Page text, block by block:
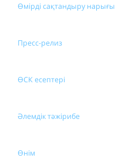
Өмірді сақтандыру нарығы
Пресс-релиз
ӨСК есептері
Әлемдік тәжірибе
Өнім